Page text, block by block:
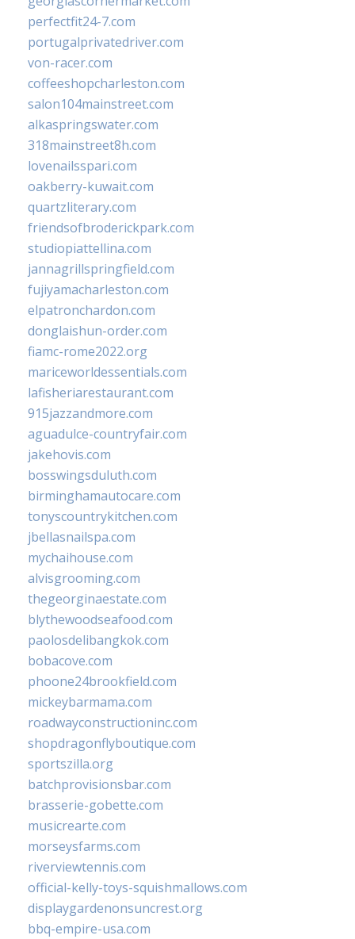
perfectfit24-7.com
portugalprivatedriver.com
von-racer.com
coffeeshopcharleston.com
salon104mainstreet.com
alkaspringswater.com
318mainstreet8h.com
lovenailsspari.com
oakberry-kuwait.com
quartzliterary.com
friendsofbroderickpark.com
studiopiattellina.com
jannagrillspringfield.com
fujiyamacharleston.com
elpatronchardon.com
donglaishun-order.com
fiamc-rome2022.org
mariceworldessentials.com
lafisheriarestaurant.com
915jazzandmore.com
aguadulce-countryfair.com
jakehovis.com
bosswingsduluth.com
birminghamautocare.com
tonyscountrykitchen.com
jbellasnailspa.com
mychaihouse.com
alvisgrooming.com
thegeorginaestate.com
blythewoodseafood.com
paolosdelibangkok.com
bobacove.com
phoone24brookfield.com
mickeybarmama.com
roadwayconstructioninc.com
shopdragonflyboutique.com
sportszilla.org
batchprovisionsbar.com
brasserie-gobette.com
musicrearte.com
morseysfarms.com
riverviewtennis.com
official-kelly-toys-squishmallows.com
displaygardenonsuncrest.org
bbq-empire-usa.com